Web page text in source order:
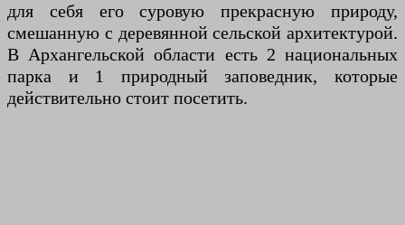
для себя его суровую прекрасную природу,
смешанную с деревянной сельской архитектурой.
В Архангельской области есть 2 национальных
парка и 1 природный заповедник, которые
действительно стоит посетить.